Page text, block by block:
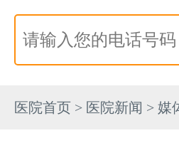
医院首页 > 医院新闻 > 媒